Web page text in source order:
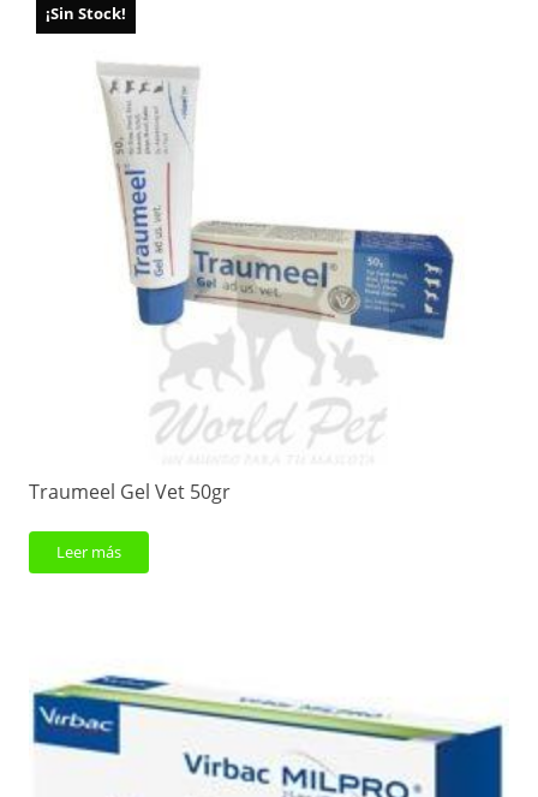
¡Sin Stock!
Traumeel Gel Vet 50gr
Leer más